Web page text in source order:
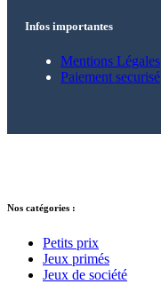
Infos importantes
Mentions Légales
Paiement securisé
Nos catégories :
Petits prix
Jeux primés
Jeux de société